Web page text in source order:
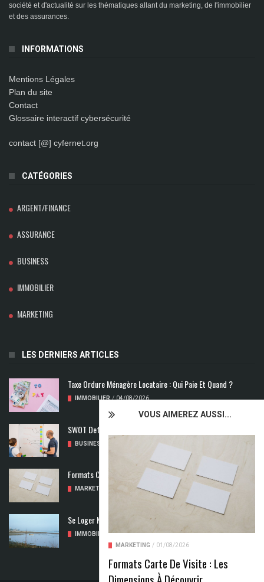
VOUS AIMEREZ AUSSI...
MARKETING / 01/08/2026
Formats Carte De Visite : Les
société et d'actualité sur les thématiques allant du marketing, de l'immobilier
et des assurances.
INFORMATIONS
Mentions Légales
Plan du site
Contact
Glossaire interactif cybersécurité
contact [@] cyfernet.org
CATÉGORIES
ARGENT/FINANCE
ASSURANCE
BUSINESS
IMMOBILIER
MARKETING
LES DERNIERS ARTICLES
Taxe Ordure Ménagère Locataire : Qui Paie Et Quand ?
IMMOBILIER / 04/08/2026
SWOT Def : Qu’est-Ce Que L’analyse SWOT ?
BUSINESS
Formats Carte De Visite : Les Dimensions À Découvrir
MARKETING 01/08/2026
Se Loger Neuf : Comment Choisir Un Logement Adapté
IMMOBILIER / 31/07/2026